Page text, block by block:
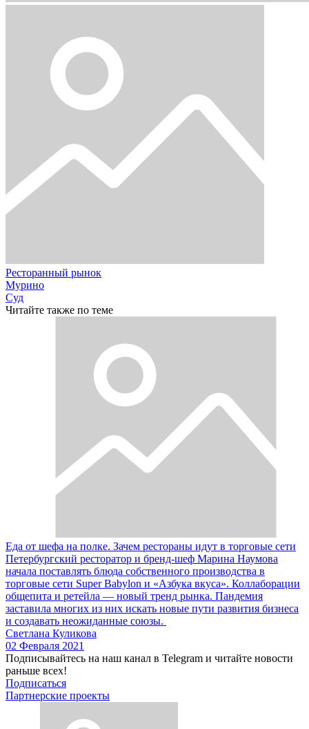
Ресторанный рынок
Мурино
Суд
Читайте также по теме
Еда от шефа на полке. Зачем рестораны идут в торговые сети
Петербургский ресторатор и бренд-шеф Марина Наумова
начала поставлять блюда собственного производства в
торговые сети Super Babylon и «Азбука вкуса». Коллаборации
общепита и ретейла — новый тренд рынка. Пандемия
заставила многих из них искать новые пути развития бизнеса
и создавать неожиданные союзы.
Светлана Куликова
02 Февраля 2021
Подписывайтесь на наш канал в Telegram и читайте новости
раньше всех!
Подписаться
Партнерские проекты